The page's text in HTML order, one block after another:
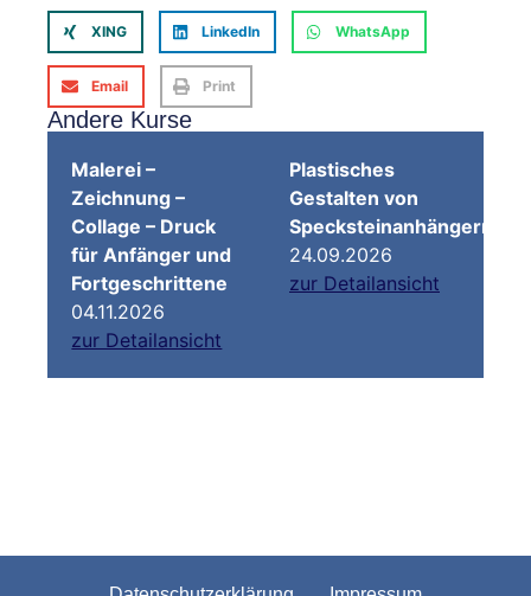
XING LinkedIn WhatsApp
Email Print
Andere Kurse
Malerei –
Zeichnung –
Collage – Druck
für Anfänger und
Fortgeschrittene
04.11.2026
zur Detailansicht
Plastisches
Gestalten von
Specksteinanhängern
24.09.2026
zur Detailansicht